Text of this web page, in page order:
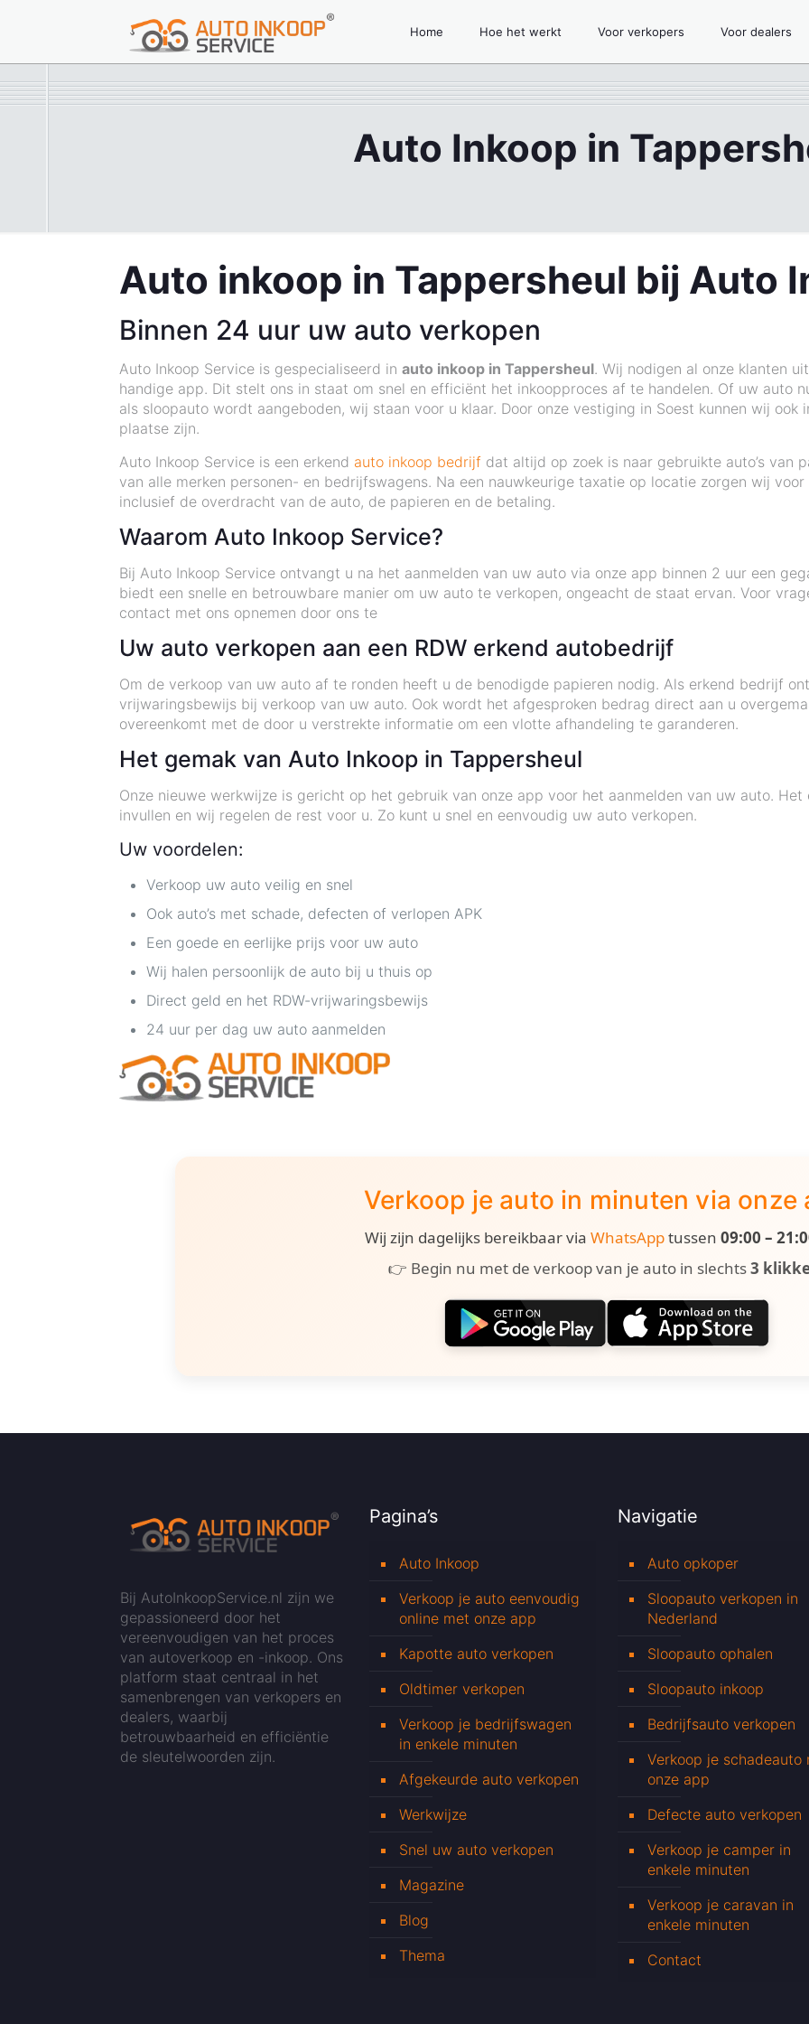
Home Hoe het werkt Voor verkopers Voor dealers
Auto Inkoop in
Auto inkoop in Tappersheul bij Auto
Binnen 24 uur uw auto verkopen
Auto Inkoop Service is gespecialiseerd inauto inkoop in Tappersheul. Wij nodigen al onze klanten
handige app. Dit stelt ons in staat om snel en efficiënt het inkoopproces af te handelen. Of uw auto
als sloopauto wordt aangeboden, wij staan voor u klaar. Door onze vestiging in Soest kunnen wij ook
plaatse zijn.
Auto Inkoop Service is een erkend auto inkoop bedrijf dat altijd op zoek is naar gebruikte auto’s van
van alle merken personen- en bedrijfswagens. Na een nauwkeurige taxatie op locatie zorgen wij
inclusief de overdracht van de auto, de papieren en de betaling.
Waarom Auto Inkoop Service?
Bij Auto Inkoop Service ontvangt u na het aanmelden van uw auto via onze app binnen 2 uur een
biedt een snelle en betrouwbare manier om uw auto te verkopen, ongeacht de staat ervan. Voor
contact met ons opnemen door ons te
Uw auto verkopen aan een RDW erkend autobedrijf
Om de verkoop van uw auto af te ronden heeft u de benodigde papieren nodig. Als erkend bedrijf
vrijwaringsbewijs bij verkoop van uw auto. Ook wordt het afgesproken bedrag direct aan u
overeenkomt met de door u verstrekte informatie om een vlotte afhandeling te garanderen.
Het gemak van Auto Inkoop in Tappersheul
Onze nieuwe werkwijze is gericht op het gebruik van onze app voor het aanmelden van uw auto.
invullen en wij regelen de rest voor u. Zo kunt u snel en eenvoudig uw auto verkopen.
Uw voordelen:
Verkoop uw auto veilig en snel
Ook auto’s met schade, defecten of verlopen APK
Een goede en eerlijke prijs voor uw auto
Wij halen persoonlijk de auto bij u thuis op
Direct geld en het RDW-vrijwaringsbewijs
24 uur per dag uw auto aanmelden
Verkoop je auto in minuten via onze
Wij zijn dagelijks bereikbaar via WhatsApptussen 09:00 –
👉 Begin nu met de verkoop van je auto in slechts3
Bij AutoInkoopService.nl zijn we
gepassioneerd door het
vereenvoudigen van het proces
van autoverkoop en -inkoop. Ons
platform staat centraal in het
samenbrengen van verkopers en
dealers, waarbij
betrouwbaarheid en efficiëntie
de sleutelwoorden zijn.
Pagina’s
Auto Inkoop
Verkoop je auto eenvoudig
online met onze app
Kapotte auto verkopen
Oldtimer verkopen
Verkoop je bedrijfswagen
in enkele minuten
Afgekeurde auto verkopen
Werkwijze
Snel uw auto verkopen
Magazine
Blog
Thema
Navigatie
Auto opkoper
Sloopauto verkopen in
Nederland
Sloopauto ophalen
Sloopauto inkoop
Bedrijfsauto verkopen
Verkoop je schadeauto
onze app
Defecte auto verkopen
Verkoop je camper in
enkele minuten
Verkoop je caravan in
enkele minuten
Contact